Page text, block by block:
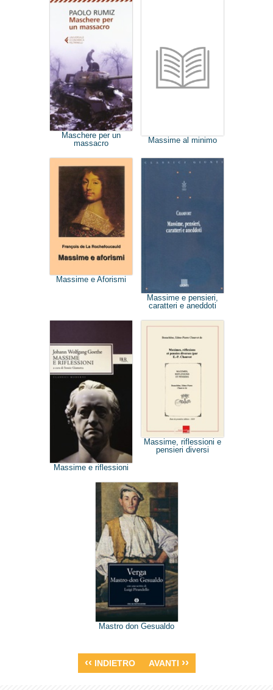
Maschere per un
massacro
Massime al minimo
Massime e Aforismi
Massime e pensieri,
caratteri e aneddoti
Massime e riflessioni
Massime, riflessioni e
pensieri diversi
Mastro don Gesualdo
‹‹ INDIETRO AVANTI ››